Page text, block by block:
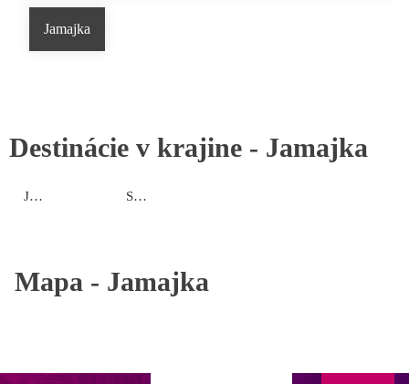
Jamajka
Destinácie v krajine - Jamajka
Južné pobrežie Severné pobrežie
Mapa - Jamajka